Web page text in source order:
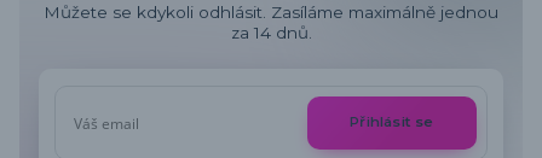
Můžete se kdykoli odhlásit. Zasíláme maximálně jednou
za 14 dnů.
Přihlásit se